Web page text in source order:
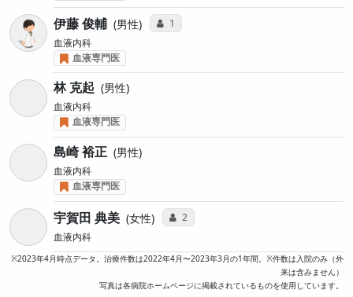
伊藤 俊輔 男性 コミュニケーション・タイプ投票数
1
血液内科
血液専門医
林 克起 男性
血液内科
血液専門医
島崎 裕正 男性
血液内科
血液専門医
宇賀田 典美 女性 コミュニケーション・タイプ投票数
2
血液内科
※2023年4月時点データ。治療件数は2022年4月〜2023年3月の1年間。※件数は入院のみ（外
来は含みません）
写真は各病院ホームページに掲載されているものを使用しています。